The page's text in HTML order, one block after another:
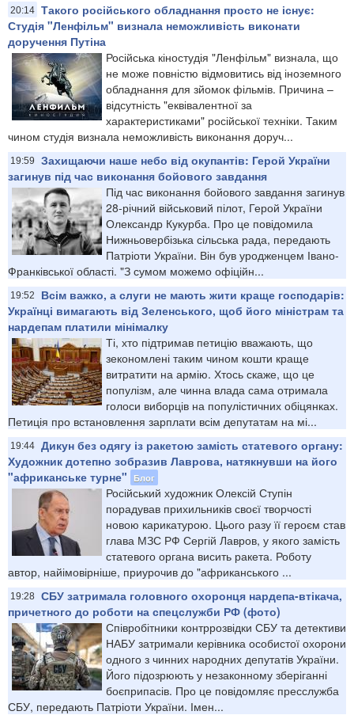
20:14 Такого російського обладнання просто не існує:
Студія "Ленфільм" визнала неможливість виконати
доручення Путіна
Російська кіностудія "Ленфільм" визнала, що
не може повністю відмовитись від іноземного
обладнання для зйомок фільмів. Причина –
відсутність "еквівалентної за
характеристиками" російської техніки. Таким
чином студія визнала неможливість виконання доруч...
19:59
Захищаючи наше небо від окупантів: Герой України
загинув під час виконання бойового завдання
Під час виконання бойового завдання загинув
28-річний військовий пілот, Герой України
Олександр Кукурба. Про це повідомила
Нижньовербізька сільська рада, передають
Патріоти України. Він був уродженцем Івано-
Франківської області. "З сумом можемо офіційн...
19:52
Всім важко, а слуги не мають жити краще господарів:
Українці вимагають від Зеленського, щоб його міністрам та
нардепам платили мінімалку
Ті, хто підтримав петицію вважають, що
зекономлені таким чином кошти краще
витратити на армію. Хтось скаже, що це
популізм, але чинна влада сама отримала
голоси виборців на популістичних обіцянках.
Петиція про встановлення зарплати всім депутатам на мі...
19:44 Дикун без одягу із ракетою замість статевого органу:
Художник дотепно зобразив Лаврова, натякнувши на його
"африканське турне"
Блог
Російський художник Олексій Ступін
порадував прихильників своєї творчості
новою карикатурою. Цього разу її героєм став
глава МЗС РФ Сергій Лавров, у якого замість
статевого органа висить ракета. Роботу
автор, найімовірніше, приурочив до "африканського ...
19:28 СБУ затримала головного охоронця нардепа-втікача,
причетного до роботи на спецслужби РФ (фото)
Співробітники контррозвідки СБУ та детективи
НАБУ затримали керівника особистої охорони
одного з чинних народних депутатів України.
Його підозрюють у незаконному зберіганні
боєприпасів. Про це повідомляє пресслужба
СБУ, передають Патріоти України. Імен...